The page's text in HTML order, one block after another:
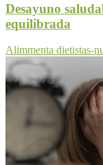
Desayuno
equilibrada
Alimmenta dietistas-